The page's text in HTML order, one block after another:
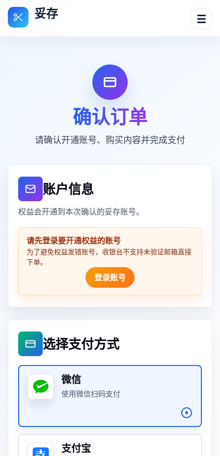
妥存 ☰
确认订单
请确认开通账号、购买内容并完成支付
账户信息
权益会开通到本次确认的妥存账号。
请先登录要开通权益的账号
为了避免权益发错账号，收银台不支持未验证邮箱直接
下单。
登录账号
选择支付方式
微信
使用微信扫码支付
支付宝